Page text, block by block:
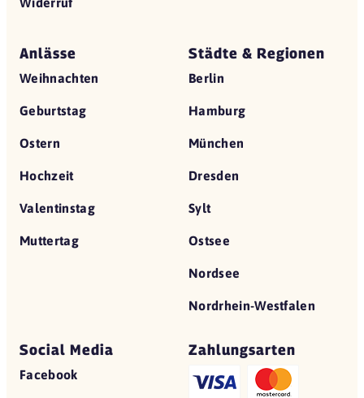
Anlässe
Weihnachten
Geburtstag
Ostern
Hochzeit
Valentinstag
Muttertag
Städte & Regionen
Berlin
Hamburg
München
Dresden
Sylt
Ostsee
Nordsee
Nordrhein-Westfalen
Social Media
Facebook
Zahlungsarten